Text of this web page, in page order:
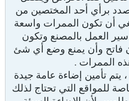
برأي أحد المختصين من
أن تكون الممرات واسعة
العمل بالمصنع وتكون
فاتح وأن يمنع وضع أي شئ
الممرات .
يتم تأمين إضاءة عامة جيدة
للمواقع التي تحتاج لذلك